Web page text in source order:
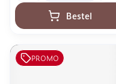
Bestel
PROMO